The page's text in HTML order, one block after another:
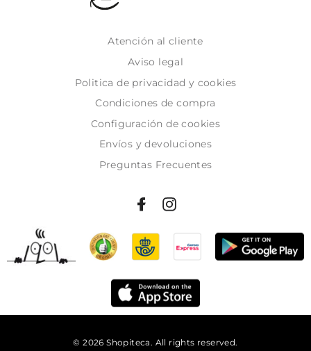
Atención al cliente
Aviso legal
Politica de privacidad y cookies
Condiciones de compra
Configuración de cookies
Envíos y devoluciones
Preguntas Frecuentes
© 2026 Shopiteca. All rights reserved.